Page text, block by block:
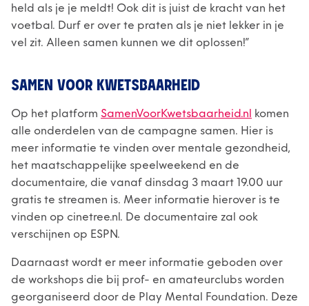
held als je je meldt! Ook dit is juist de kracht van het
voetbal. Durf er over te praten als je niet lekker in je
vel zit. Alleen samen kunnen we dit oplossen!”
SAMEN VOOR KWETSBAARHEID
Op het platform SamenVoorKwetsbaarheid.nl komen
alle onderdelen van de campagne samen. Hier is
meer informatie te vinden over mentale gezondheid,
het maatschappelijke speelweekend en de
documentaire, die vanaf dinsdag 3 maart 19.00 uur
gratis te streamen is. Meer informatie hierover is te
vinden op cinetree.nl. De documentaire zal ook
verschijnen op ESPN.
Daarnaast wordt er meer informatie geboden over
de workshops die bij prof- en amateurclubs worden
georganiseerd door de Play Mental Foundation. Deze